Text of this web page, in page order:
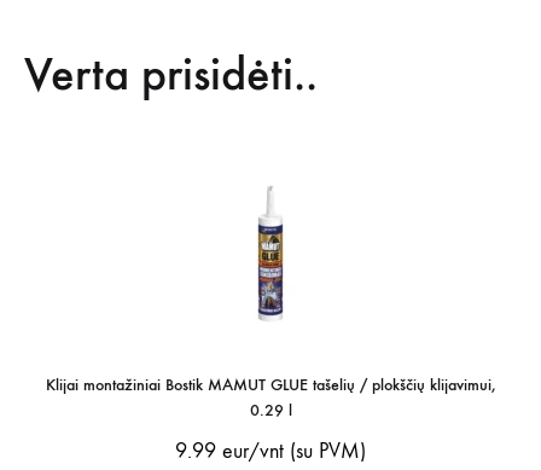
Verta prisidėti..
Klijai montažiniai Bostik MAMUT GLUE tašelių / plokščių klijavimui,
0.29 l
9.99 eur/vnt (su PVM)